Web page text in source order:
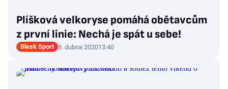
Plíšková velkoryse pomáhá obětavcům
z první linie: Nechá je spát u sebe!
Blesk Sport 8. dubna 202013:40